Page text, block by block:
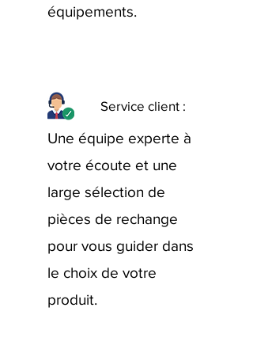
équipements.
Service client :
Une équipe experte à
votre écoute et une
large sélection de
pièces de rechange
pour vous guider dans
le choix de votre
produit.